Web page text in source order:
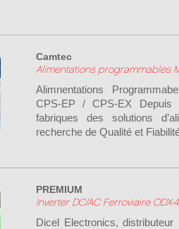
Camtec
Alimentations programmables
Alimnentations
CPS-EP / CPS-EX
fabriques des solutions
recherche de Qualité et
PREMIUM
Inverter DC/AC Ferroviaire ODX-
Dicel Electronics,